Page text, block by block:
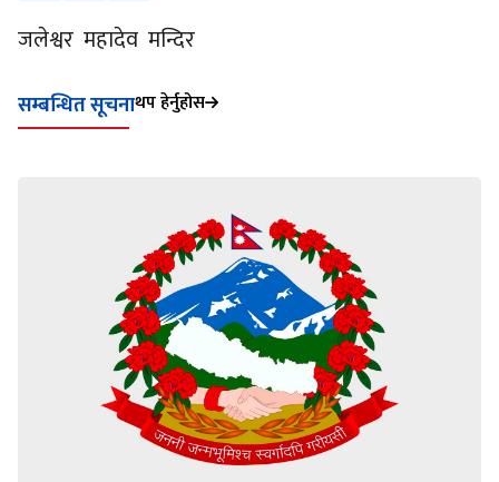
जलेश्वर महादेव मन्दिर
सम्बन्धित सूचनाथप हेर्नुहोस